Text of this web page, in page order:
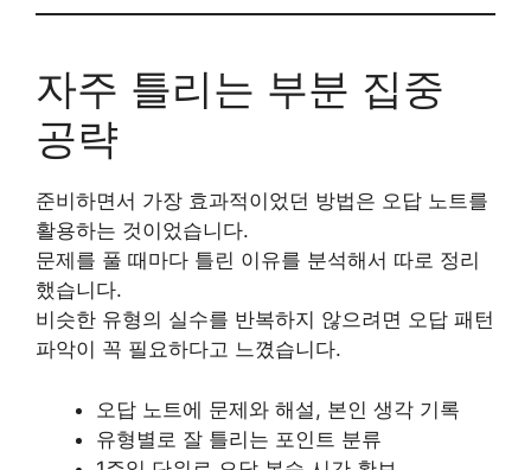
자주 틀리는 부분 집중
공략
준비하면서 가장 효과적이었던 방법은 오답 노트를
활용하는 것이었습니다.
문제를 풀 때마다 틀린 이유를 분석해서 따로 정리
했습니다.
비슷한 유형의 실수를 반복하지 않으려면 오답 패턴
파악이 꼭 필요하다고 느꼈습니다.
오답 노트에 문제와 해설, 본인 생각 기록
유형별로 잘 틀리는 포인트 분류